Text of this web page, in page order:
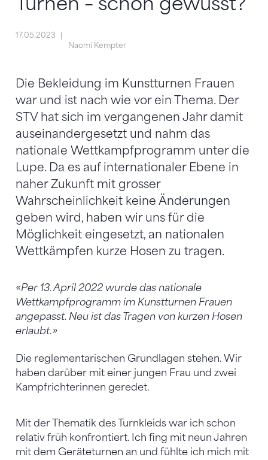
17.05.2023
Naomi Kempter
Die Bekleidung im Kunstturnen Frauen
war und ist nach wie vor ein Thema. Der
STV hat sich im vergangenen Jahr damit
auseinandergesetzt und nahm das
nationale Wettkampfprogramm unter die
Lupe. Da es auf internationaler Ebene in
naher Zukunft mit grosser
Wahrscheinlichkeit keine Änderungen
geben wird, haben wir uns für die
Möglichkeit eingesetzt, an nationalen
Wettkämpfen kurze Hosen zu tragen.
«Per 13. April 2022 wurde das nationale
Wettkampfprogramm im Kunstturnen Frauen
angepasst. Neu ist das Tragen von kurzen Hosen
erlaubt.»
Die reglementarischen Grundlagen stehen. Wir
haben darüber mit einer jungen Frau und zwei
Kampfrichterinnen geredet.
Mit der Thematik des Turnkleids war ich schon
relativ früh konfrontiert. Ich fing mit neun Jahren
mit dem Geräteturnen an und fühlte ich mich mit